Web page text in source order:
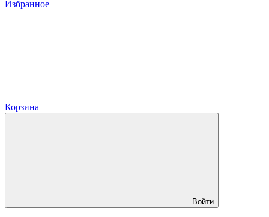
Избранное
Корзина
Войти